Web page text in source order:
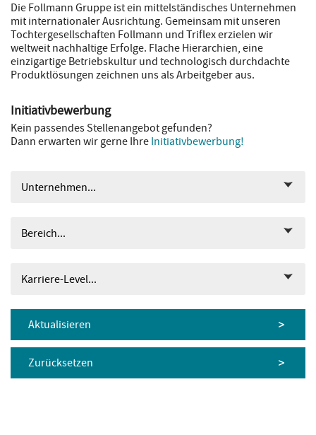
Die Follmann Gruppe ist ein mittelständisches Unternehmen
mit internationaler Ausrichtung. Gemeinsam mit unseren
Tochtergesellschaften Follmann und Triflex erzielen wir
weltweit nachhaltige Erfolge. Flache Hierarchien, eine
einzigartige Betriebskultur und technologisch durchdachte
Produktlösungen zeichnen uns als Arbeitgeber aus.
Unternehmen...
Bereich...
Karriere-Level...
Aktualisieren
Zurücksetzen
Initiativbewerbung
Kein passendes Stellenangebot gefunden?
Dann erwarten wir gerne Ihre Initiativbewerbung!